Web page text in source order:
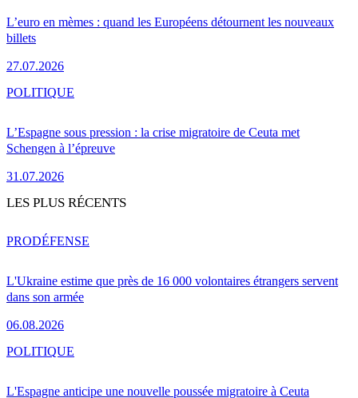
L’euro en mèmes : quand les Européens détournent les nouveaux
billets
27.07.2026
L’Espagne sous pression : la crise migratoire de Ceuta met
Schengen à l’épreuve
31.07.2026
POLITIQUE
LES PLUS RÉCENTS
L'Ukraine estime que près de 16 000 volontaires étrangers servent
dans son armée
06.08.2026
PRODÉFENSE
L'Espagne anticipe une nouvelle poussée migratoire à Ceuta
POLITIQUE